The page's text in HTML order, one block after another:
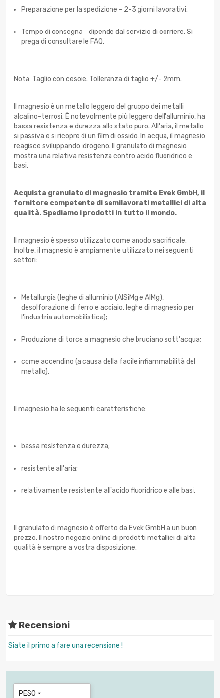
Preparazione per la spedizione - 2-3 giorni lavorativi.
Tempo di consegna - dipende dal servizio di corriere. Si
prega di consultare le FAQ.
Nota: Taglio con cesoie. Tolleranza di taglio +/- 2mm.
Il magnesio è un metallo leggero del gruppo dei metalli
alcalino-terrosi. È notevolmente più leggero dell'alluminio, ha
bassa resistenza e durezza allo stato puro. All'aria, il metallo
si passiva e si ricopre di un film di ossido. In acqua, il magnesio
reagisce sviluppando idrogeno. Il granulato di magnesio
mostra una relativa resistenza contro acido fluoridrico e
basi.
Acquista granulato di magnesio tramite Evek GmbH, il
fornitore competente di semilavorati metallici di alta
qualità. Spediamo i prodotti in tutto il mondo.
Il magnesio è spesso utilizzato come anodo sacrificale.
Inoltre, il magnesio è ampiamente utilizzato nei seguenti
settori:
Metallurgia (leghe di alluminio (AlSiMg e AlMg),
desolforazione di ferro e acciaio, leghe di magnesio per
l'industria automobilistica);
Produzione di torce a magnesio che bruciano sott'acqua;
come accendino (a causa della facile infiammabilità del
metallo).
Il magnesio ha le seguenti caratteristiche:
bassa resistenza e durezza;
resistente all'aria;
relativamente resistente all'acido fluoridrico e alle basi.
Il granulato di magnesio è offerto da Evek GmbH a un buon
prezzo. Il nostro negozio online di prodotti metallici di alta
qualità è sempre a vostra disposizione.
Recensioni
Siate il primo a fare una recensione !
PESO 